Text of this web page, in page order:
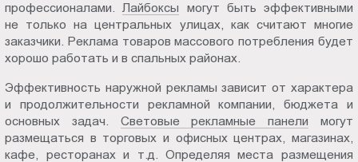
профессионалами. Лайбоксы могут быть эффективными
не только на центральных улицах, как считают многие
заказчики. Реклама товаров массового потребления будет
хорошо работать и в спальных районах.
Эффективность наружной рекламы зависит от характера
и продолжительности рекламной компании, бюджета и
основных задач. Световые рекламные панели могут
размещаться в торговых и офисных центрах, магазинах,
кафе, ресторанах и т.д. Определяя места размещения